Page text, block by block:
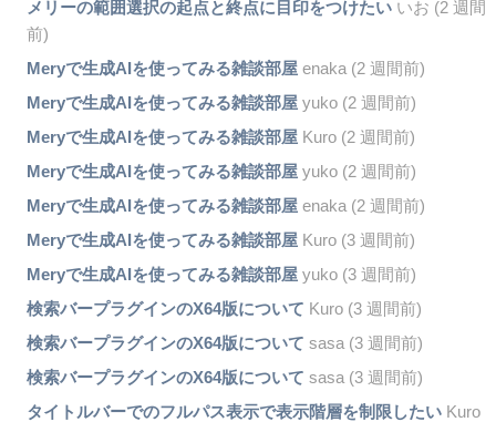
メリーの範囲選択の起点と終点に目印をつけたいいお (2 週間
前)
Meryで生成AIを使ってみる雑談部屋enaka (2 週間前)
Meryで生成AIを使ってみる雑談部屋yuko (2 週間前)
Meryで生成AIを使ってみる雑談部屋Kuro (2 週間前)
Meryで生成AIを使ってみる雑談部屋yuko (2 週間前)
Meryで生成AIを使ってみる雑談部屋enaka (2 週間前)
Meryで生成AIを使ってみる雑談部屋Kuro (3 週間前)
Meryで生成AIを使ってみる雑談部屋yuko (3 週間前)
検索バープラグインのX64版について Kuro (3 週間前)
検索バープラグインのX64版について sasa (3 週間前)
検索バープラグインのX64版について sasa (3 週間前)
タイトルバーでのフルパス表示で表示階層を制限したいKuro